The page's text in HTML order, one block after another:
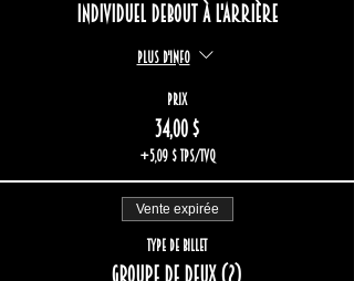
Individuel debout à l'arrière
Plus d'info
Prix
34,00 $
+5,09 $ TPS/TVQ
Vente expirée
Type de billet
Groupe de deux (2)